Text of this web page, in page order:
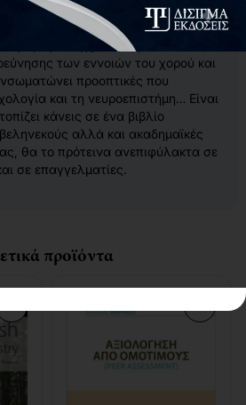
τον χορό και την ευεξία… Στους
μια έγκυρη και πλούσια
της σύγχρονης έρευνας και
των εννοιών του χορού και
προοπτικές που
και τη νευροεπιστήμη… Είναι
κάνεις σε ένα βιβλίο
αλλά και ακαδημαϊκές
θα το πρότεινα ανεπιφύλακτα σε
σε επαγγελματίες.
προϊόντα